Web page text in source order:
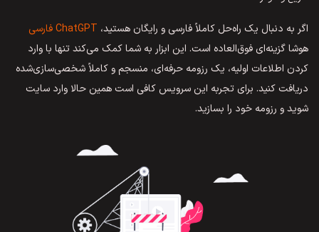
اگر به دنبال یک راه‌حل کاملاً فارسی و رایگان هستید، ChatGPT فارسی
هوشا گزینه‌ای فوق‌العاده است. این ابزار به شما کمک می‌کند تنها با وارد
کردن اطلاعات اولیه، یک رزومه حرفه‌ای، منسجم و کاملاً شخصی‌سازی‌شده
دریافت کنید. برای تجربه این سرویس کافی است همین حالا وارد سایت
شوید و رزومه خود را بسازید.